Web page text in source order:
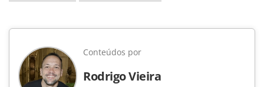
Conteúdos por
Rodrigo Vieira